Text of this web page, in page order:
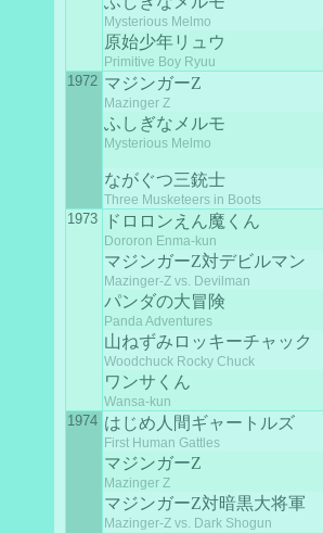
Mysterious Melmo
原始少年リュウ
Primitive Boy Ryuu
1972 マジンガーZ
Mazinger Z
ふしぎなメルモ
Mysterious Melmo
ながぐつ三銃士
Three Musketeers in Boots
1973 ドロロンえん魔くん
Dororon Enma-kun
マジンガーZ対デビルマン
Mazinger-Z vs. Devilman
パンダの大冒険
Panda Adventures
山ねずみロッキーチャック
Woodchuck Rocky Chuck
ワンサくん
Wansa-kun
1974 はじめ人間ギャートルズ
First Human Gattles
マジンガーZ
Mazinger Z
マジンガーZ対暗黒大将軍
Mazinger-Z vs. Dark Shogun